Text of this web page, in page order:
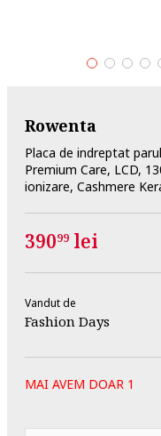
Rowenta
Placa de indreptat
Premium Care, LCD,
ionizare, Cashmere
39099 lei
Vandut de
Fashion Days
MAI AVEM DOAR 1